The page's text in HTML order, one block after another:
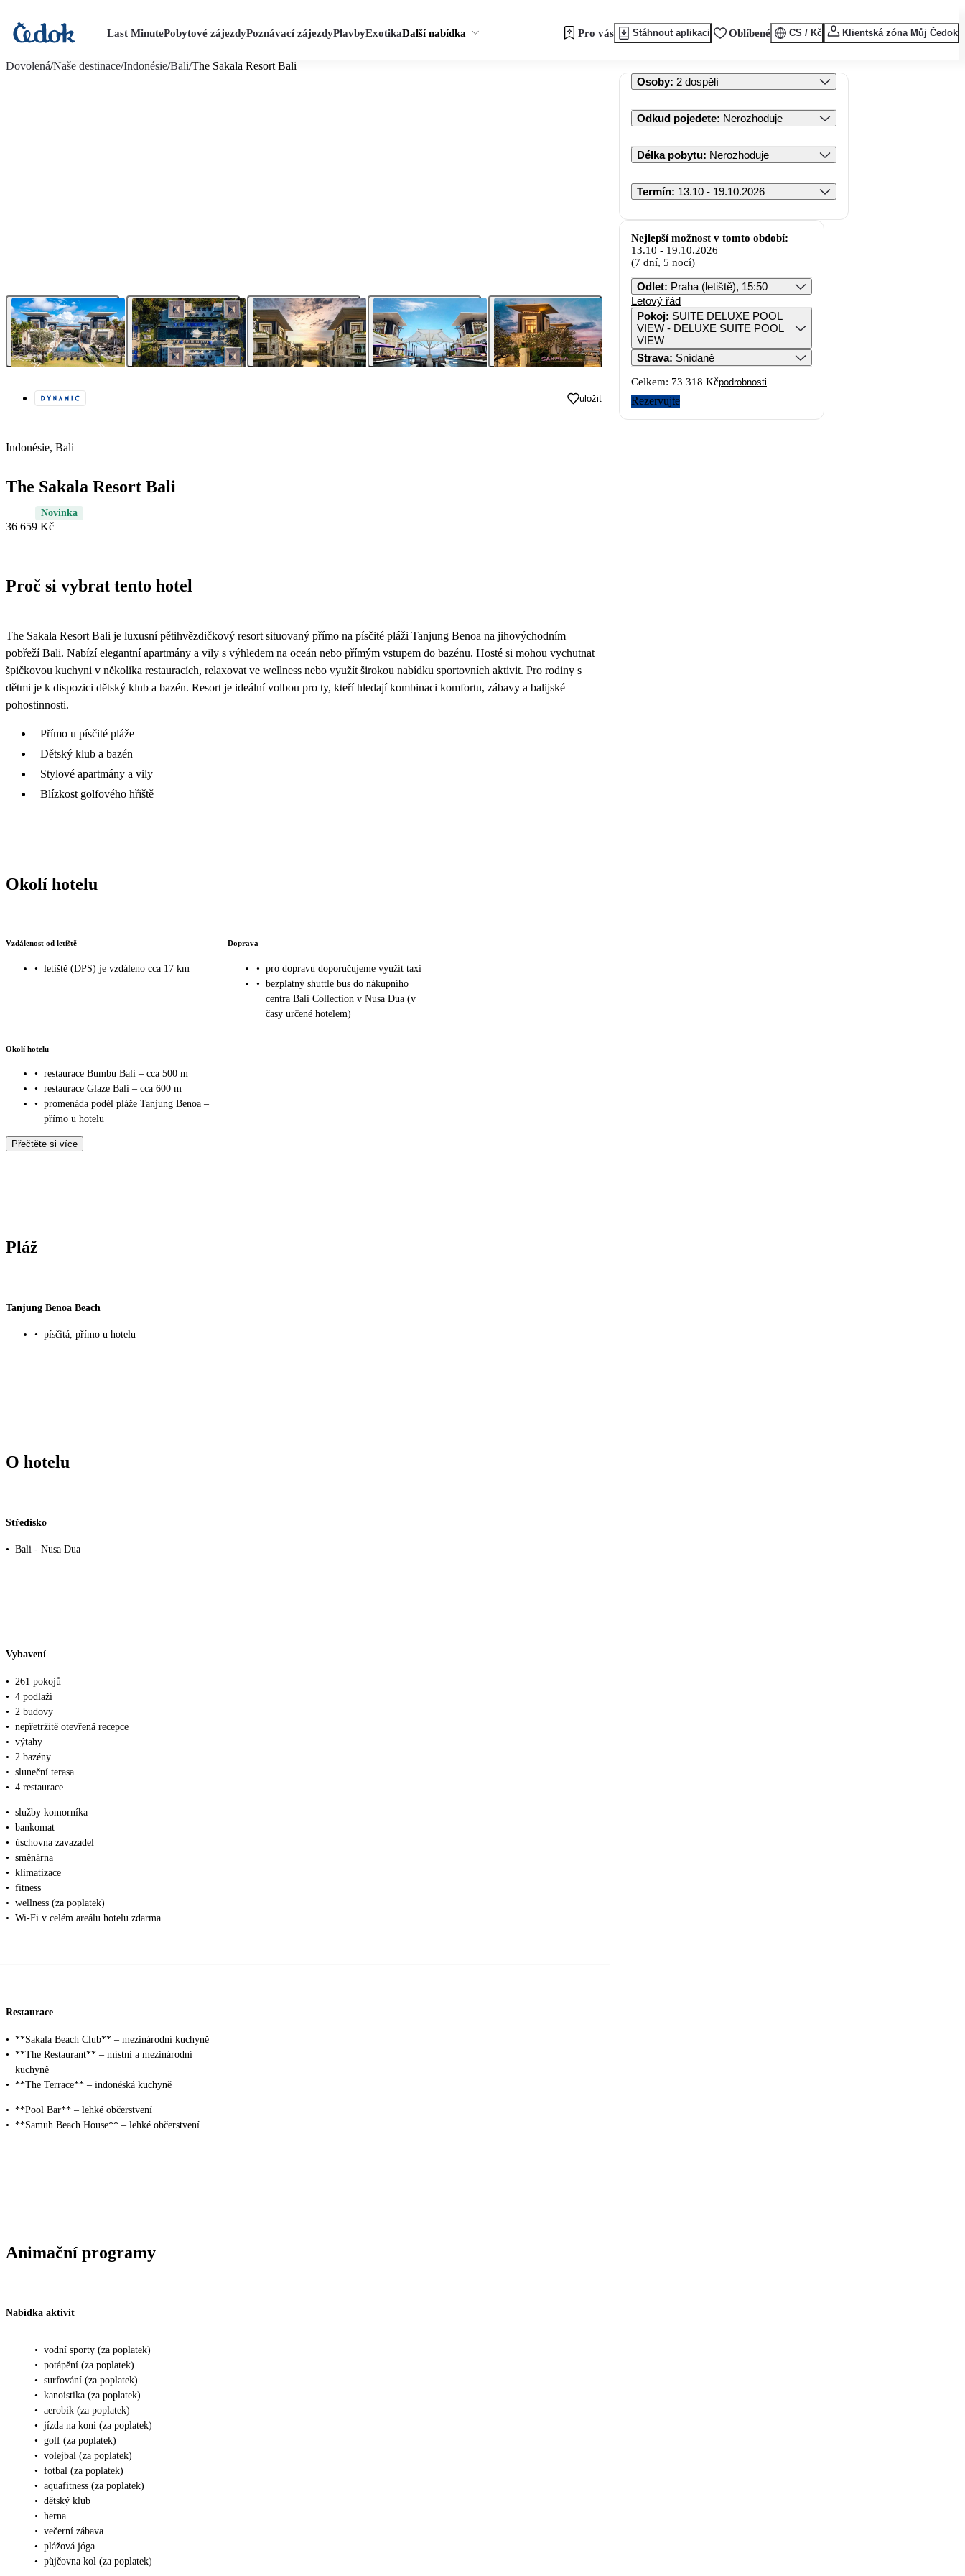
Last MinutePobytové zájezdyPoznávací zájezdyPlavbyExotikaDalší nabídka Pro vás Stáhnout aplikaci Oblíbené CS / Kč Klientská zóna Můj Čedok
Dovolená/Naše destinace/Indonésie/Bali/The Sakala Resort Bali
uložit
Indonésie, Bali
The Sakala Resort Bali
Novinka
36 659 Kč
Proč si vybrat tento hotel
The Sakala Resort Bali je luxusní pětihvězdičkový resort situovaný přímo na písčité pláži Tanjung Benoa na jihovýchodním
pobřeží Bali. Nabízí elegantní apartmány a vily s výhledem na oceán nebo přímým vstupem do bazénu. Hosté si mohou vychutnat
špičkovou kuchyni v několika restauracích, relaxovat ve wellness nebo využít širokou nabídku sportovních aktivit. Pro rodiny s
dětmi je k dispozici dětský klub a bazén. Resort je ideální volbou pro ty, kteří hledají kombinaci komfortu, zábavy a balijské
pohostinnosti.
Přímo u písčité pláže
Dětský klub a bazén
Stylové apartmány a vily
Blízkost golfového hřiště
Okolí hotelu
Vzdálenost od letiště
• letiště (DPS) je vzdáleno cca 17 km
Doprava
• pro dopravu doporučujeme využít taxi
• bezplatný shuttle bus do nákupního
centra Bali Collection v Nusa Dua (v
časy určené hotelem)
Okolí hotelu
• restaurace Bumbu Bali – cca 500 m
• restaurace Glaze Bali – cca 600 m
• promenáda podél pláže Tanjung Benoa –
přímo u hotelu
Přečtěte si více
Pláž
Tanjung Benoa Beach
• písčitá, přímo u hotelu
O hotelu
Středisko
• Bali - Nusa Dua
Vybavení
•
261 pokojů
• 4 podlaží
•
2 budovy
• nepřetržitě otevřená recepce
• výtahy
•
2 bazény
• sluneční terasa
• 4 restaurace
• služby komorníka
• bankomat
• úschovna zavazadel
• směnárna
• klimatizace
• fitness
• wellness (za poplatek)
• Wi-Fi v celém areálu hotelu zdarma
Restaurace
• **Sakala Beach Club** – mezinárodní kuchyně
• **The Restaurant** – místní a mezinárodní
kuchyně
• **The Terrace** – indonéská kuchyně
• **Pool Bar** – lehké občerstvení
• **Samuh Beach House** – lehké občerstvení
Animační programy
Nabídka aktivit
• vodní sporty (za poplatek)
• potápění (za poplatek)
• surfování (za poplatek)
• kanoistika (za poplatek)
• aerobik (za poplatek)
• jízda na koni (za poplatek)
• golf (za poplatek)
• volejbal (za poplatek)
• fotbal (za poplatek)
• aquafitness (za poplatek)
• dětský klub
• herna
• večerní zábava
• plážová jóga
• půjčovna kol (za poplatek)
Osoby: 2 dospělí
Odkud pojedete: Nerozhoduje
Délka pobytu: Nerozhoduje
Termín: 13.10 - 19.10.2026
Nejlepší možnost v tomto období:
13.10 - 19.10.2026
(7 dní, 5 nocí)
Odlet: Praha (letiště), 15:50
Letový řád
Pokoj: SUITE DELUXE POOL
VIEW - DELUXE SUITE POOL
VIEW
Strava: Snídaně
Celkem: 73 318 Kčpodrobnosti
Rezervujte